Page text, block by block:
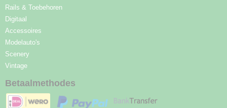
Rails & Toebehoren
Digitaal
Accessoires
Modelauto's
Scenery
Vintage
Betaalmethodes